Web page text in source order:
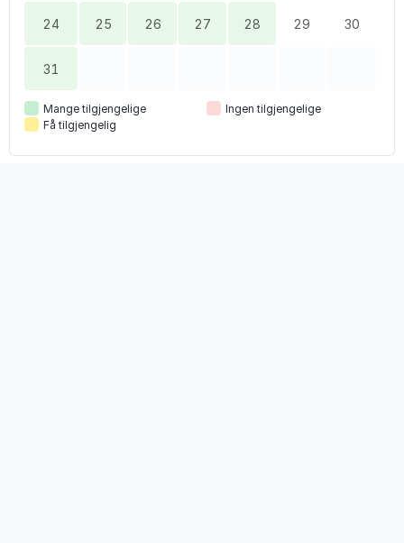
24 25 26 27 28 29 30
31
Mange tilgjengelige
Ingen tilgjengelige
Få tilgjengelig